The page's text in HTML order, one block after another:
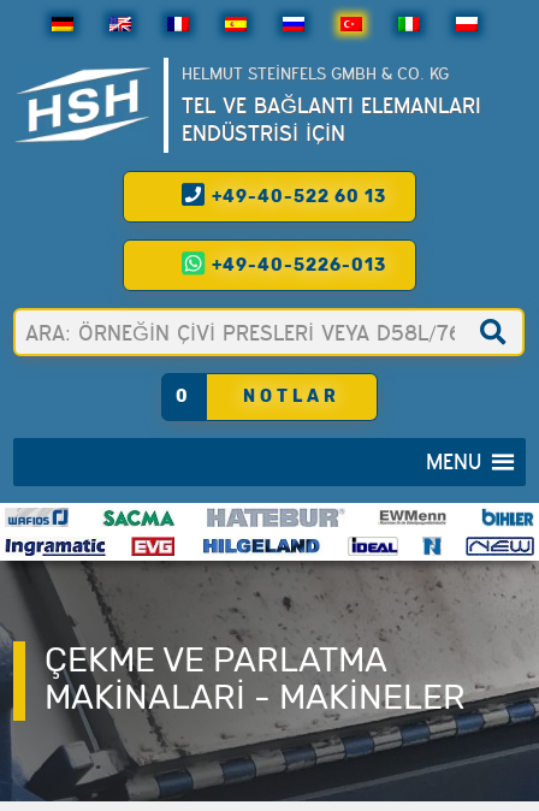
HELMUT STEINFELS GMBH & CO. KG
TEL VE BAĞLANTI ELEMANLARI
ENDÜSTRİSİ İÇİN
+49-40-522 60 13
+49-40-5226-013
0 NOTLAR
MENU
ÇEKME VE PARLATMA
MAKINALARI - MAKINELER